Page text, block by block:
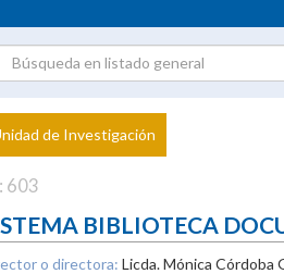
Proyecto
Investigador
de Investigación
603
BIBLIOTECA
o directora: Licda. Mónica Córdoba